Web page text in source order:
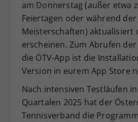
am Donnerstag (außer etwa
Feiertagen oder während
Meisterschaften) aktualisiert
erscheinen. Zum Abrufen
die ÖTV-App ist die
Version in eurem App Store
Nach intensiven Testläufen
Quartalen 2025 hat der
Tennisverband die
Zweck
Dieser Wert
Einstellungen.
zufällig generierte
historische
vorgenommen
Webseiten-